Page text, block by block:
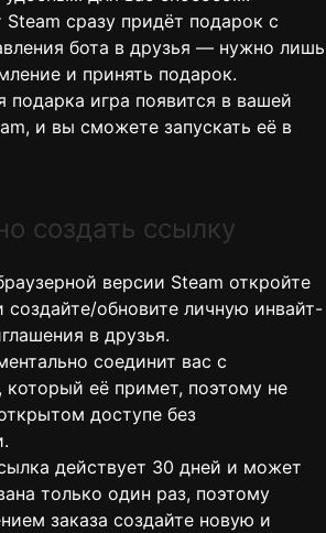
сразу придёт подарок с
бота в друзья — нужно лишь
и принять подарок.
подарка игра появится в вашей
и вы сможете запускать её в
создать ссылку
версии Steam откройте
создайте/обновите личную инвайт-
в друзья.
соединит вас с
который её примет, поэтому не
доступе без
действует 30 дней и может
только один раз, поэтому
заказа создайте новую и